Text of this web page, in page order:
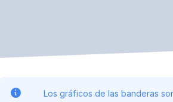
Los gráficos de las banderas